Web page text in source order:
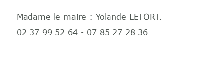
Madame le maire : Yolande LETORT.
02 37 99 52 64 - 07 85 27 28 36